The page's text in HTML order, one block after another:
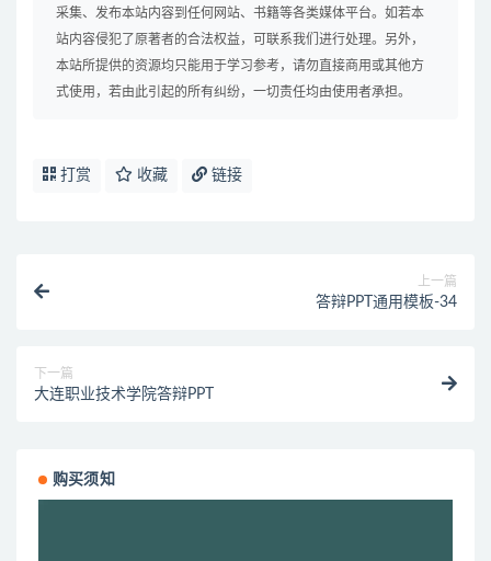
采集、发布本站内容到任何网站、书籍等各类媒体平台。如若本
站内容侵犯了原著者的合法权益，可联系我们进行处理。另外，
本站所提供的资源均只能用于学习参考，请勿直接商用或其他方
式使用，若由此引起的所有纠纷，一切责任均由使用者承担。
打赏 收藏 链接
上一篇
答辩PPT通用模板-34
下一篇
大连职业技术学院答辩PPT
购买须知